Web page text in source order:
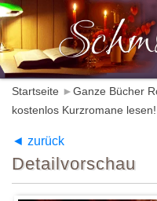
Startseite ► Ganze Bücher
kostenlos Kurzromane lesen!
◄ zurück
Detailvorschau